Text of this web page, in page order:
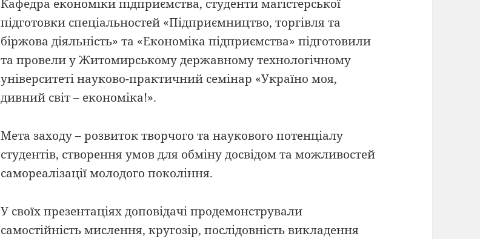
Кафедра економіки підприємства, студенти магістерської
підготовки спеціальностей «Підприємництво, торгівля та
біржова діяльність» та «Економіка підприємства» підготовили
та провели у Житомирському державному технологічному
університеті науково-практичний семінар «Україно моя,
дивний світ – економіка!».
Мета заходу – розвиток творчого та наукового потенціалу
студентів, створення умов для обміну досвідом та можливостей
самореалізації молодого покоління.
У своїх презентаціях доповідачі продемонстрували
самостійність мислення, кругозір, послідовність викладення